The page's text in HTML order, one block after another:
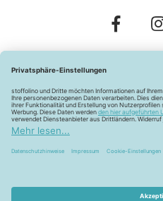
Widerrufsbelehrung
Barrierefreiheitserklärung